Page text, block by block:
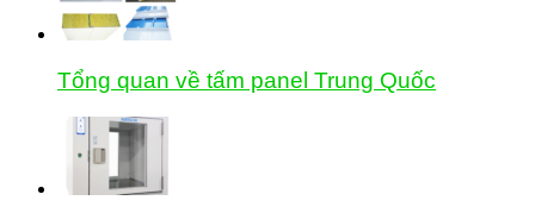
Tổng quan về tấm panel Trung Quốc